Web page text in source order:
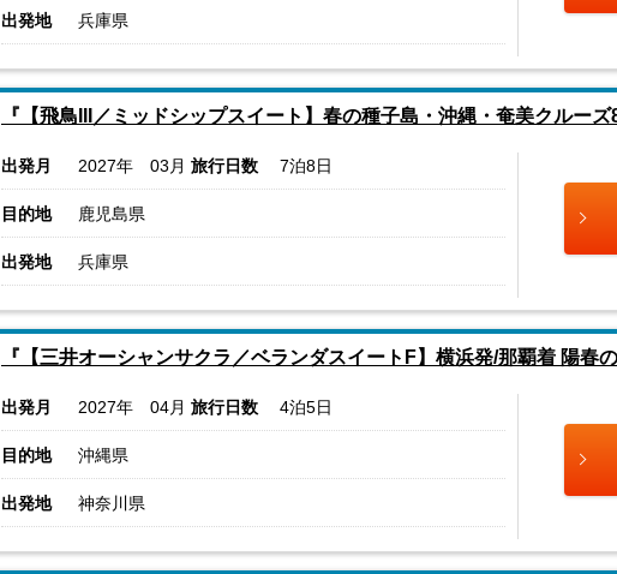
出発地 兵庫県
『【飛鳥III／ミッドシップスイート】春の種子島・沖縄・奄美クルーズ
出発月 2027年 03月 旅行日数 7泊8日
目的地 鹿児島県
出発地 兵庫県
『【三井オーシャンサクラ／ベランダスイートF】横浜発/那覇着 陽春
出発月 2027年 04月 旅行日数 4泊5日
目的地 沖縄県
出発地 神奈川県